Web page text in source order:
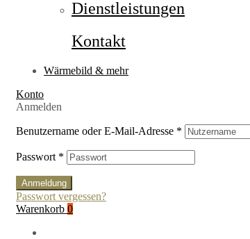
Dienstleistungen
Kontakt
Wärmebild & mehr
Konto
Anmelden
Benutzername oder E-Mail-Adresse *
Passwort *
Anmeldung
Passwort vergessen?
Warenkorb 0